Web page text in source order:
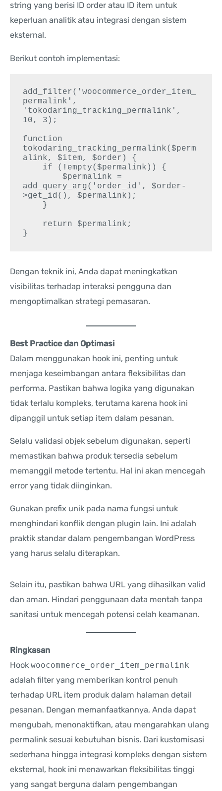
string yang berisi ID order atau ID item untuk
keperluan analitik atau integrasi dengan sistem
eksternal.
Berikut contoh implementasi:
add_filter('woocommerce_order_item_
permalink',
'tokodaring_tracking_permalink',
10, 3);
function
tokodaring_tracking_permalink($perm
alink, $item, $order) {
        $permalink =
add_query_arg('order_id', $order-
>get_id(), $permalink);
Dengan teknik ini, Anda dapat meningkatkan
visibilitas terhadap interaksi pengguna dan
mengoptimalkan strategi pemasaran.
Best Practice dan Optimasi
Dalam menggunakan hook ini, penting untuk
menjaga keseimbangan antara fleksibilitas dan
performa. Pastikan bahwa logika yang digunakan
tidak terlalu kompleks, terutama karena hook ini
dipanggil untuk setiap item dalam pesanan.
Selalu validasi objek sebelum digunakan, seperti
memastikan bahwa produk tersedia sebelum
memanggil metode tertentu. Hal ini akan mencegah
error yang tidak diinginkan.
Gunakan prefix unik pada nama fungsi untuk
menghindari konflik dengan plugin lain. Ini adalah
praktik standar dalam pengembangan WordPress
yang harus selalu diterapkan.
Selain itu, pastikan bahwa URL yang dihasilkan valid
dan aman. Hindari penggunaan data mentah tanpa
sanitasi untuk mencegah potensi celah keamanan.
Ringkasan
Hook woocommerce_order_item_permalink
adalah filter yang memberikan kontrol penuh
terhadap URL item produk dalam halaman detail
pesanan. Dengan memanfaatkannya, Anda dapat
mengubah, menonaktifkan, atau mengarahkan ulang
permalink sesuai kebutuhan bisnis. Dari kustomisasi
sederhana hingga integrasi kompleks dengan sistem
eksternal, hook ini menawarkan fleksibilitas tinggi
yang sangat berguna dalam pengembangan